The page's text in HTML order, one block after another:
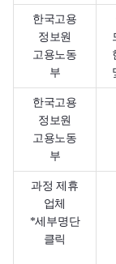
한국고용
정보원
고용노동
부
한국고용
정보원
고용노동
부
과정 제휴
업체
*세부명단
클릭